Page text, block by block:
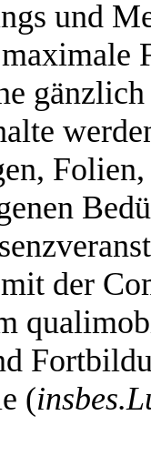
und
der
(insbes.